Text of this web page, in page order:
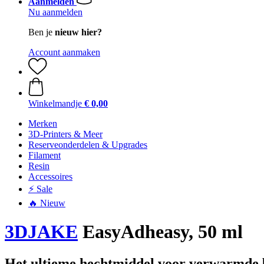
Nu aanmelden
Ben je nieuw hier?
Account aanmaken
Winkelmandje € 0,00
Merken
3D-Printers & Meer
Reserveonderdelen & Upgrades
Filament
Resin
Accessoires
⚡ Sale
🔥 Nieuw
3DJAKE EasyAdheasy, 50 ml